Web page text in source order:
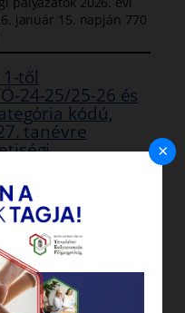
január 15. napján 770
től
24-25/25-26 és
kódú,
tanévre
Tanulmányi
BM rendelet 1. § (3)
mértéke tanulónként
forint összegben […]
×